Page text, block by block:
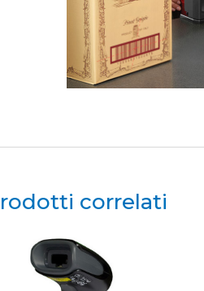
correlati